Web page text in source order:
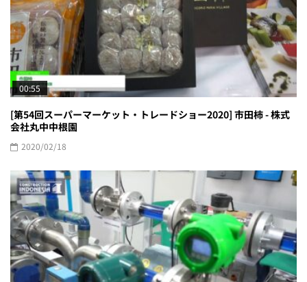
00:55
[第54回スーパーマーケット・トレードショー2020] 市田柿 - 株式
会社丸中中根園
2020/02/18